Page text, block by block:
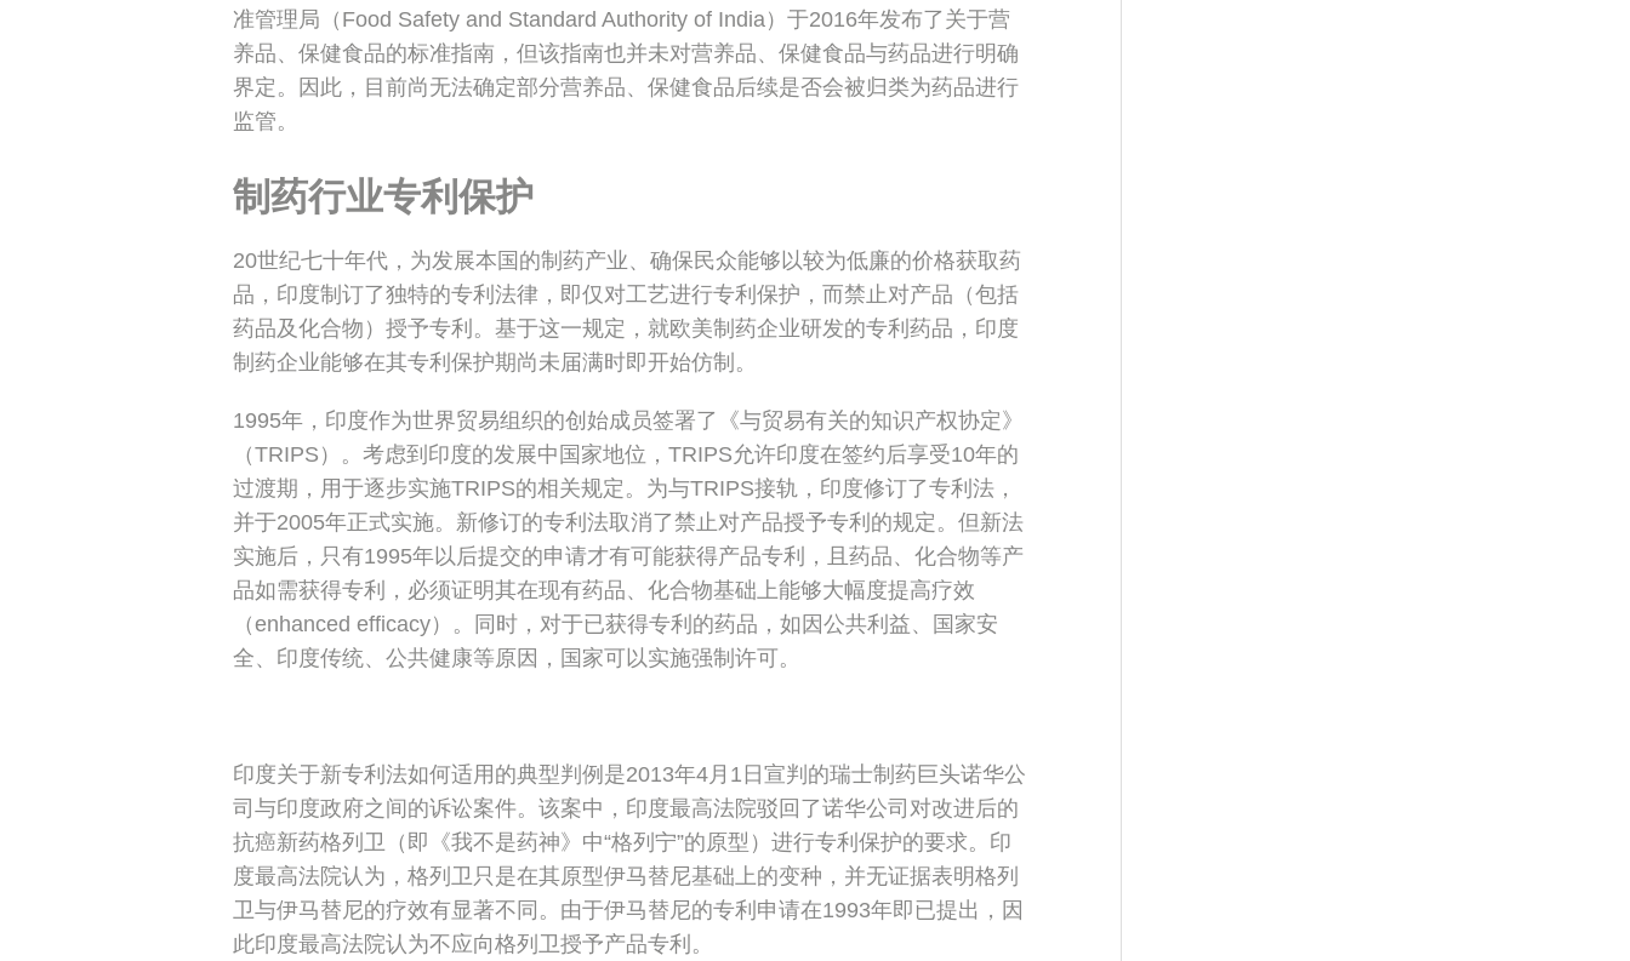
准管理局（Food Safety and Standard Authority of India）于2016年发布了关于营
养品、保健食品的标准指南，但该指南也并未对营养品、保健食品与药品进行明确
界定。因此，目前尚无法确定部分营养品、保健食品后续是否会被归类为药品进行
监管。
制药行业专利保护
20世纪七十年代，为发展本国的制药产业、确保民众能够以较为低廉的价格获取药
品，印度制订了独特的专利法律，即仅对工艺进行专利保护，而禁止对产品（包括
药品及化合物）授予专利。基于这一规定，就欧美制药企业研发的专利药品，印度
制药企业能够在其专利保护期尚未届满时即开始仿制。
1995年，印度作为世界贸易组织的创始成员签署了《与贸易有关的知识产权协定》
（TRIPS）。考虑到印度的发展中国家地位，TRIPS允许印度在签约后享受10年的
过渡期，用于逐步实施TRIPS的相关规定。为与TRIPS接轨，印度修订了专利法，
并于2005年正式实施。新修订的专利法取消了禁止对产品授予专利的规定。但新法
实施后，只有1995年以后提交的申请才有可能获得产品专利，且药品、化合物等产
品如需获得专利，必须证明其在现有药品、化合物基础上能够大幅度提高疗效
（enhanced efficacy）。同时，对于已获得专利的药品，如因公共利益、国家安
全、印度传统、公共健康等原因，国家可以实施强制许可。
印度关于新专利法如何适用的典型判例是2013年4月1日宣判的瑞士制药巨头诺华公
司与印度政府之间的诉讼案件。该案中，印度最高法院驳回了诺华公司对改进后的
抗癌新药格列卫（即《我不是药神》中“格列宁”的原型）进行专利保护的要求。印
度最高法院认为，格列卫只是在其原型伊马替尼基础上的变种，并无证据表明格列
卫与伊马替尼的疗效有显著不同。由于伊马替尼的专利申请在1993年即已提出，因
此印度最高法院认为不应向格列卫授予产品专利。